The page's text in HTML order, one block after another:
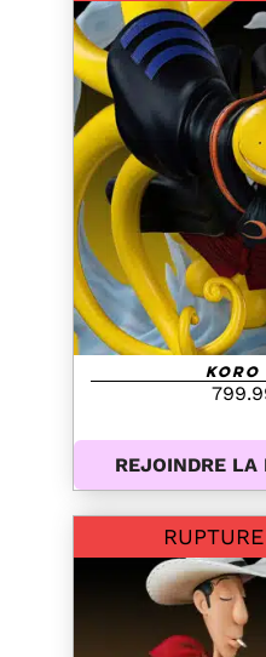
Koro
REJOINDRE LA